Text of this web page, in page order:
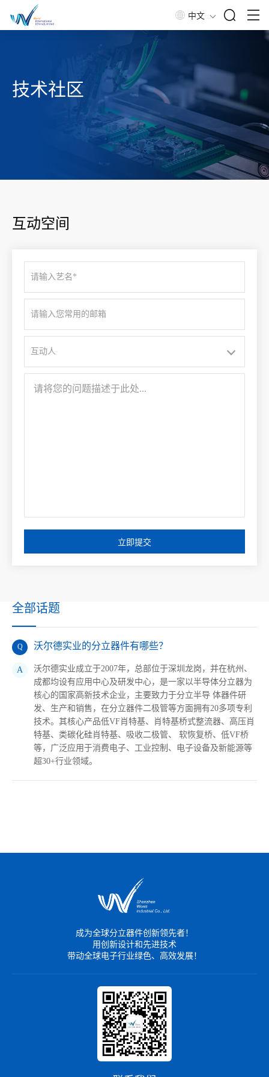
中文
技术社区
互动空间
立即提交
全部话题
Q 沃尔德实业的分立器件有哪些？
A
沃尔德实业成立于2007年，总部位于深圳龙岗，并在杭州、
成都均设有应用中心及研发中心，是一家以半导体分立器为
核心的国家高新技术企业，主要致力于分立半导 体器件研
发、生产和销售，在分立器件二极管等方面拥有20多项专利
技术。其核心产品低VF肖特基、肖特基桥式整流器、高压肖
特基、类碳化硅肖特基、吸收二极管、 软恢复桥、低VF桥
等，广泛应用于消费电子、工业控制、电子设备及新能源等
超30+行业领域。
成为全球分立器件创新领先者！
用创新设计和先进技术
带动全球电子行业绿色、高效发展！